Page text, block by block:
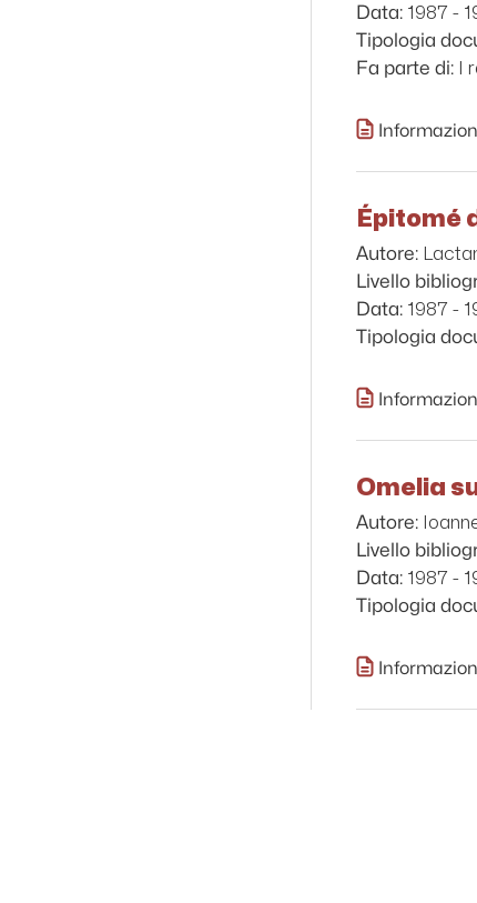
Data: 1987 -
Tipologia
Fa parte di: I
Épitomé
Autore:
Livello
Data: 1987 -
Tipologia
Omelia
Autore:
Livello
Data: 1987 -
Tipologia